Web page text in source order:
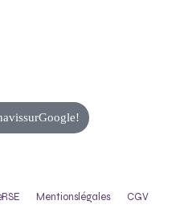
avis sur Google !
Mentions légales CGV